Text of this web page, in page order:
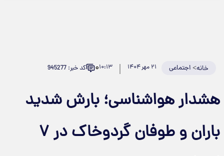
خانه>اجتماعی ۲۱ مهر ۱۴۰۴ ۱۰:۱۳۰ کد خبر: 945277
هشدار هواشناسی؛ بارش شدید
باران و طوفان گردوخاک در ۷